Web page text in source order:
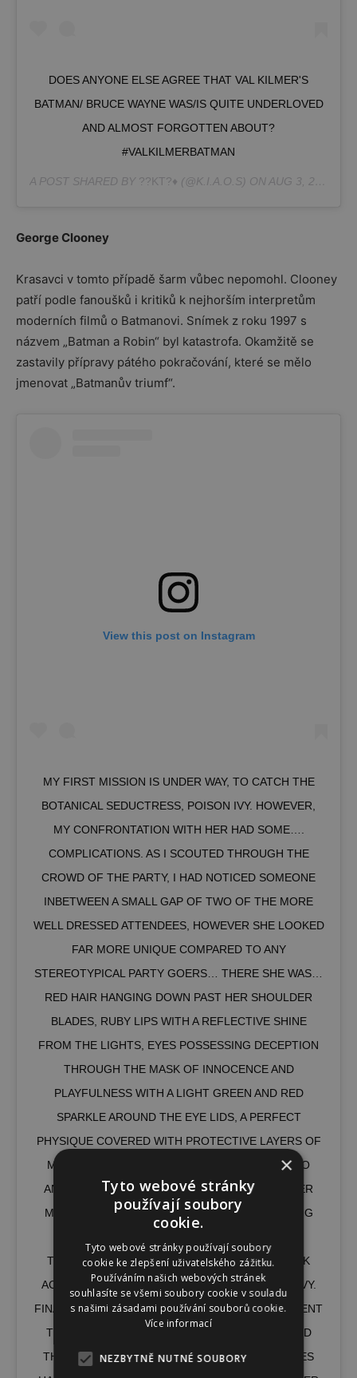
DOES ANYONE ELSE AGREE THAT VAL KILMER'S
BATMAN/ BRUCE WAYNE WAS/IS QUITE UNDERLOVED
AND ALMOST FORGOTTEN ABOUT?
#VALKILMERBATMAN
A POST SHARED BY ??KT?♦️ (@K.I.A.O.S) ON AUG 3, 2019 AT 11:06AM PDT
George Clooney
Krasavci v tomto případě šarm vůbec nepomohl. Clooney
patří podle fanoušků i kritiků k nejhorším interpretům
moderních filmů o Batmanovi. Snímek z roku 1997 s
názvem „Batman a Robin“ byl katastrofa. Okamžitě se
zastavily přípravy pátého pokračování, které se mělo
jmenovat „Batmanův triumf“.
View this post on Instagram
MY FIRST MISSION IS UNDER WAY, TO CATCH THE
BOTANICAL SEDUCTRESS, POISON IVY. HOWEVER,
MY CONFRONTATION WITH HER HAD SOME….
COMPLICATIONS. AS I SCOUTED THROUGH THE
CROWD OF THE PARTY, I HAD NOTICED SOMEONE
INBETWEEN A SMALL GAP OF TWO OF THE MORE
WELL DRESSED ATTENDEES, HOWEVER SHE LOOKED
FAR MORE UNIQUE COMPARED TO ANY
STEREOTYPICAL PARTY GOERS… THERE SHE WAS…
RED HAIR HANGING DOWN PAST HER SHOULDER
BLADES, RUBY LIPS WITH A REFLECTIVE SHINE
FROM THE LIGHTS, EYES POSSESSING DECEPTION
THROUGH THE MASK OF INNOCENCE AND
PLAYFULNESS WITH A LIGHT GREEN AND RED
SPARKLE AROUND THE EYE LIDS, A PERFECT
PHYSIQUE COVERED WITH PROTECTIVE LAYERS OF
MULTI SHADES OF GREEN FROM SHOULDER TO
ANKLE, A PAIR OF WHAT SEEMED TO BE LEATHER
MATERIAL, KNEE HIGH GREEN BOOTS MATCHING
THIGHS. ALL COMPLETE WITH A DEVIOUS SMIRK
ACROSS HER MOUTH… IT WAS HER… POISON IVY.
FINALLY I COULD BRING HER IN AND HAVE HER SENT
TO ARKHAM, WITH NO VISABLE PLANTS AROUND
THAT COULD ASSIST HER. AS SOON AS OUR EYES
×
Tyto webové stránky
používají soubory
cookie.
Tyto webové stránky používají soubory
cookie ke zlepšení uživatelského zážitku.
Používáním našich webových stránek
souhlasíte se všemi soubory cookie v souladu
s našimi zásadami používání souborů cookie.
Více informací
NEZBYTNĚ NUTNÉ SOUBORY